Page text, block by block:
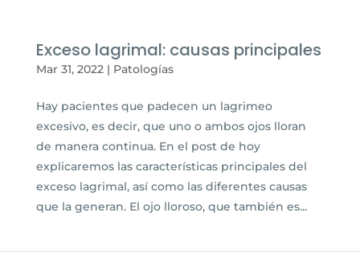
Exceso lagrimal: causas principales
Mar 31, 2022| Patologías
Hay pacientes que padecen un lagrimeo
excesivo, es decir, que uno o ambos ojos lloran
de manera continua. En el post de hoy
explicaremos las características principales del
exceso lagrimal, así como las diferentes causas
que la generan. El ojo lloroso, que también es...